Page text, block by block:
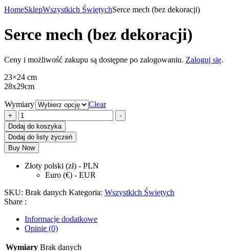
HomeSklepWszystkich ŚwiętychSerce mech (bez dekoracji)
Serce mech (bez dekoracji)
Ceny i możliwość zakupu są dostępne po zalogowaniu. Zaloguj się.
23×24 cm
28x29cm
Wymiary Clear
+
ilość
Serce
mech
(bez
dekoracji)
-
Dodaj do koszyka
Dodaj do listy życzeń
Buy Now
Złoty polski (zł) - PLN
Euro (€) - EUR
SKU: Brak danych Kategoria: Wszystkich Świętych
Share :
Informacje dodatkowe
Opinie (0)
Wymiary Brak danych